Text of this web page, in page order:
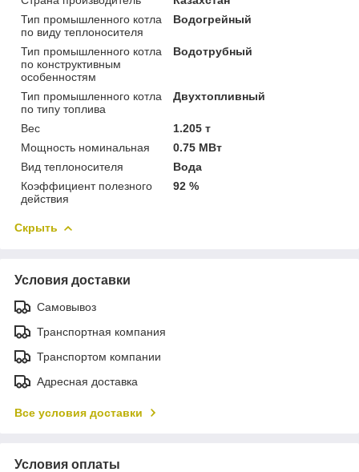
Тип промышленного котла
по виду теплоносителя
Водогрейный
Тип промышленного котла
по конструктивным
особенностям
Водотрубный
Тип промышленного котла
по типу топлива
Двухтопливный
Вес
1.205 т
Мощность номинальная
0.75 МВт
Вид теплоносителя
Вода
Коэффициент полезного
действия
92 %
Скрыть
Условия доставки
Самовывоз
Транспортная компания
Транспортом компании
Адресная доставка
Все условия доставки
Условия оплаты